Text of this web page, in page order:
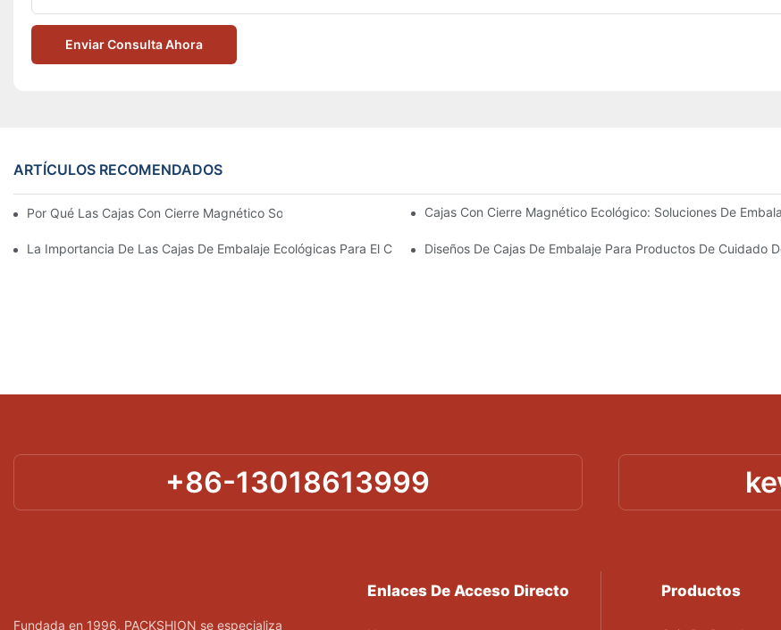
Enviar Consulta Ahora
ARTÍCULOS RECOMENDADOS
Por Qué Las Cajas Con Cierre Magnético Son La Mejor Opción Para Un Embalaje PremiumCajas Con Cierre Magnético Ecológico: Soluciones De
La Importancia De Las Cajas De Embalaje Ecológicas Para El Cuidado De La PielDiseños De Cajas De Embalaje Para Productos De Cuidado
+86-13018613999
Fundada en 1996, PACKSHION se especializa
Enlaces De Acceso Directo Productos